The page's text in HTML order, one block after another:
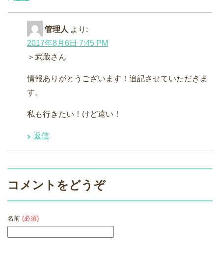
管理人 より:
2017年8月6日 7:45 PM
＞武蔵さん
情報ありがとうございます！追記させていただきま
す。
私も行きたい！けど遠い！
返信
コメントをどうぞ
名前 (必須)